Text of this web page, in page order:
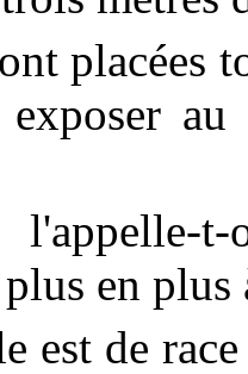
placées
exposer
en
est de